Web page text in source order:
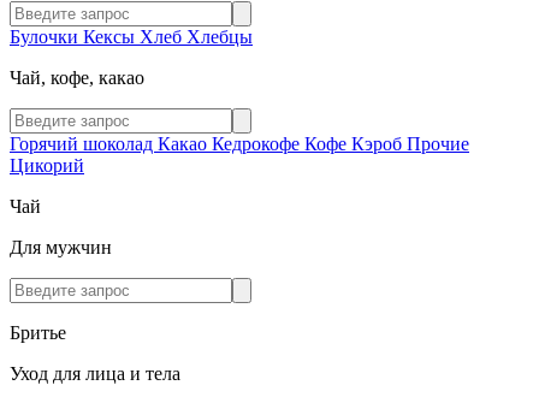
Булочки Кексы Хлеб Хлебцы
Чай, кофе, какао
Горячий шоколад Какао Кедрокофе Кофе Кэроб Прочие
Цикорий
Чай
Для мужчин
Бритье
Уход для лица и тела